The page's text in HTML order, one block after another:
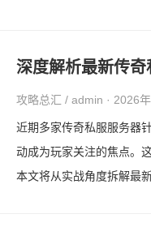
深度解析最新传
攻略总汇 / admin · 2026
近期多家传奇私服服务器
动成为玩家关注的焦点。
本文将从实战角度拆解最